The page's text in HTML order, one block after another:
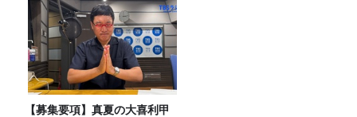
【募集要項】真夏の大喜利甲